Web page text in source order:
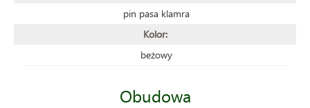
pin pasa klamra
Kolor:
beżowy
Obudowa